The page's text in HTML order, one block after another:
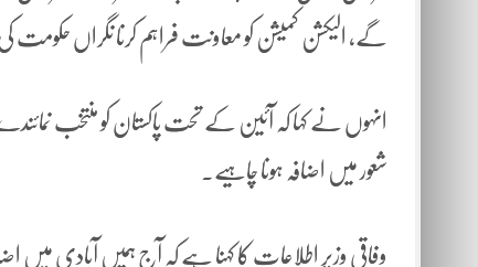
گے، الیکشن کمیشن کو معاونت فراہم کرنا نگراں
انہوں نے کہا کہ آئین کے تحت پاکستان کو منتخب
شعور میں اضافہ ہونا چاہیے۔
وفاقی وزیرِ اطلاعات کا کہنا ہے کہ آج ہمیں آبادی میں